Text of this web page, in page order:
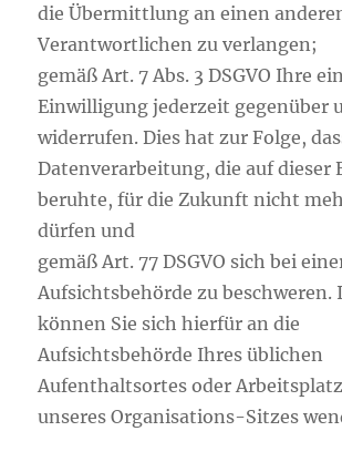
die Übermittlung an einen
Verantwortlichen zu verlangen;
gemäß Art. 7 Abs. 3 DSGVO Ihre
Einwilligung jederzeit gegenüber
widerrufen. Dies hat zur Folge,
Datenverarbeitung, die auf dieser
beruhte, für die Zukunft nicht
dürfen und
gemäß Art. 77 DSGVO sich bei
Aufsichtsbehörde zu beschweren.
können Sie sich hierfür an die
Aufsichtsbehörde Ihres üblichen
Aufenthaltsortes oder
unseres Organisations-Sitzes